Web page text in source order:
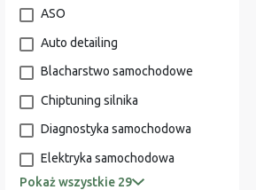
ASO
Auto detailing
Blacharstwo samochodowe
Chiptuning silnika
Diagnostyka samochodowa
Elektryka samochodowa
Pokaż wszystkie 29